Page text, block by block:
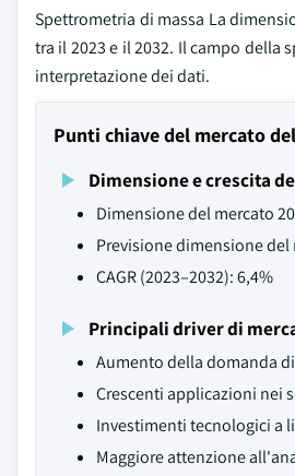
Spettrometria di massa La
tra il 2023 e il 2032. Il campo della
interpretazione dei dati.
Punti chiave del mercato
Dimensione e crescita
Dimensione del mercato
Previsione dimensione del
CAGR (2023–2032): 6,4%
Principali driver di
Aumento della domanda
Crescenti applicazioni nei
Investimenti tecnologici a
Maggiore attenzione